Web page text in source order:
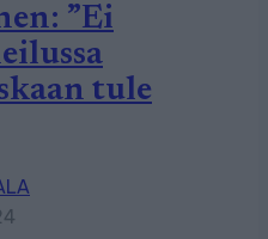
”Ei
tule